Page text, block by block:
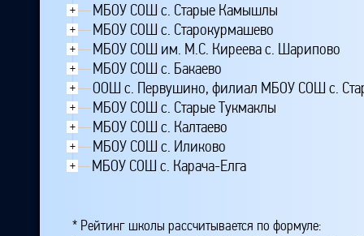
+ МБОУ СОШ с. Старые Камышлы
+ МБОУ СОШ с. Старокурмашево
+ МБОУ СОШ им. М.С. Киреева с. Шарипово
+ МБОУ СОШ с. Бакаево
+ ООШ с. Первушино, филиал МБОУ СОШ с.
+ МБОУ СОШ с. Старые Тукмаклы
+ МБОУ СОШ с. Калтаево
+ МБОУ СОШ с. Иликово
+ МБОУ СОШ с. Карача-Елга
* Рейтинг школы рассчитывается по формуле: